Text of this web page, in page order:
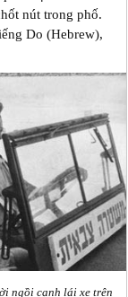
nút trong phố.
Do (Hebrew),
ngồi cạnh lái xe trên